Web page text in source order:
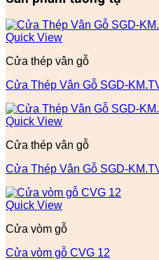
Quick View
Cửa thép vân gỗ
Cửa Thép Vân Gỗ SGD-
Quick View
Cửa thép vân gỗ
Cửa Thép Vân Gỗ SGD-
Quick View
Cửa vòm gỗ
Cửa vòm gỗ CVG 12